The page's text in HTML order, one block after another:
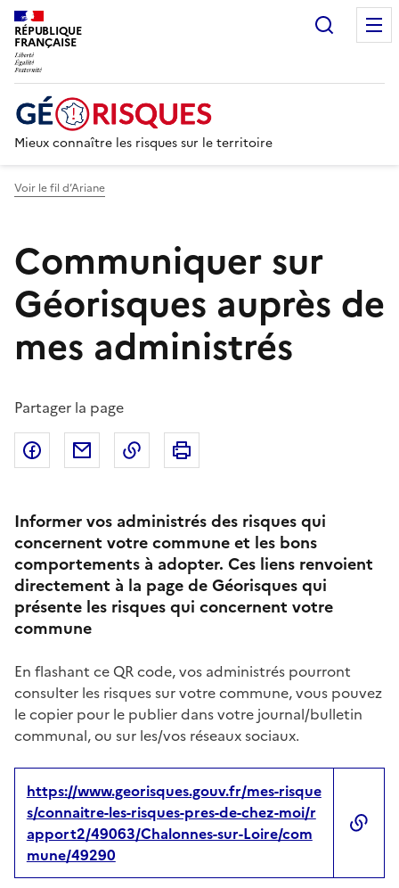
RÉPUBLIQUE
FRANÇAISE
Mieux connaître les risques sur le territoire
Voir le fil d’Ariane
Communiquer sur
Géorisques auprès de
mes administrés
Partager la page
Partager sur Facebook
Partager par emailCopier dans le presse-papier
Informer vos administrés des risques qui
concernent votre commune et les bons
comportements à adopter. Ces liens renvoient
directement à la page de Géorisques qui
présente les risques qui concernent votre
commune
En flashant ce QR code, vos administrés pourront
consulter les risques sur votre commune, vous pouvez
le copier pour le publier dans votre journal/bulletin
communal, ou sur les/vos réseaux sociaux.
https://www.georisques.gouv.fr/mes-risque
s/connaitre-les-risques-pres-de-chez-moi/r
apport2/49063/Chalonnes-sur-Loire/com
mune/49290